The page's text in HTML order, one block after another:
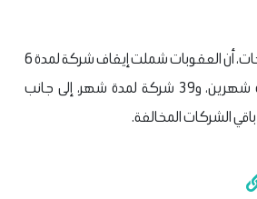
وأضاف الوزير، في تصريحات، أن العقوبات شملت إيقاف شركة لمدة 6
أشهر، و3 شركات لمدة شهرين، و39 شركة لمدة شهر، إلى جانب
الشركات المخالفة.